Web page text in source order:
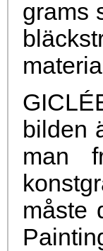
grams
bilden
man
måste